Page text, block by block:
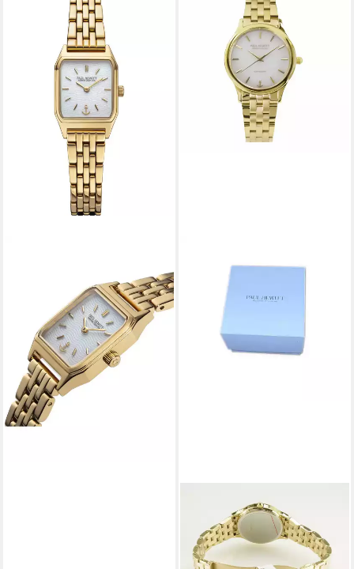
Uhren Analog Solar,
Klassikuhr
139,00 € UVP225,00 €
-38%
lieferbar - in 3-4 Werktagen bei dir
Solaruhr PAUL HEWITT
Damen Solaruhr PH-W-0361
PH-W-0361